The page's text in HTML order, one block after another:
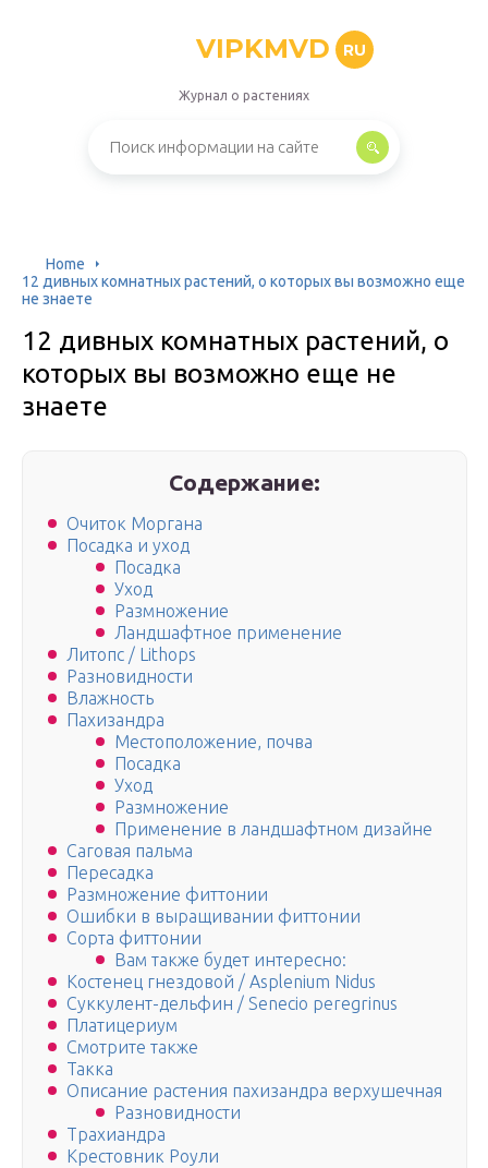
VIPKMVD RU
Журнал о растениях
Home
12 дивных комнатных растений, о которых вы возможно еще
не знаете
12 дивных комнатных растений, о
которых вы возможно еще не
знаете
Содержание:
Очиток Моргана
Посадка и уход
Посадка
Уход
Размножение
Ландшафтное применение
Литопс / Lithops
Разновидности
Влажность
Пахизандра
Местоположение, почва
Посадка
Уход
Размножение
Применение в ландшафтном дизайне
Саговая пальма
Пересадка
Размножение фиттонии
Ошибки в выращивании фиттонии
Сорта фиттонии
Вам также будет интересно:
Костенец гнездовой / Asplenium Nidus
Суккулент-дельфин / Senecio peregrinus
Платицериум
Смотрите также
Такка
Описание растения пахизандра верхушечная
Разновидности
Трахиандра
Крестовник Роули